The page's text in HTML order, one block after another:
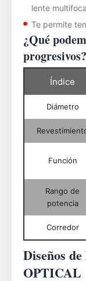
lente
Te permite
¿Qué
progresivos?
Índice
Diámetro
Función
Rango de
potencia
Corredor
Diseños
OPTICAL